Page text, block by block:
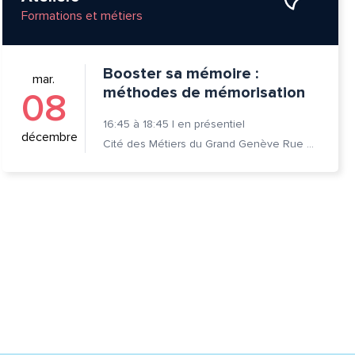
Formations et métiers
mar.
08
décembre
Booster sa mémoire :
méthodes de mémorisation
16:45 à 18:45 | en présentiel
Cité des Métiers du Grand Genève Rue Prévost-Martin 6 1205 Genève